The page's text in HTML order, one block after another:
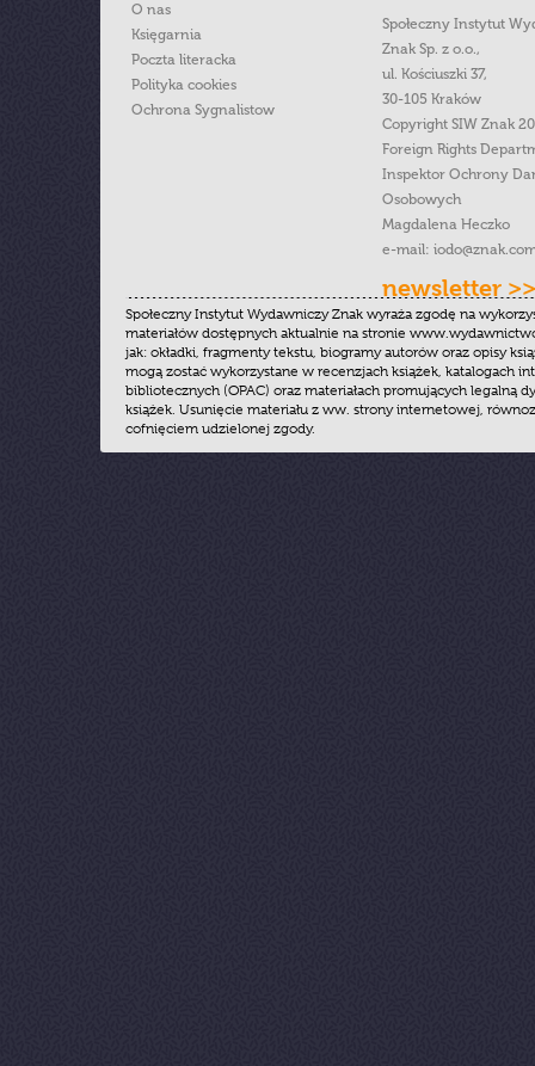
O nas
Księgarnia
Poczta literacka
Polityka cookies
Ochrona Sygnalistow
Społeczny Instytut
Znak Sp. z o.o.,
ul. Kościuszki 37,
30-105 Kraków
Copyright SIW Znak
Foreign Rights
Inspektor Ochrony
Osobowych
Magdalena Heczko
e-mail:
newsletter >>
Społeczny Instytut Wydawniczy Znak wyraża zgodę na
materiałów dostępnych aktualnie na stronie
jak: okładki, fragmenty tekstu, biogramy autorów oraz opisy
mogą zostać wykorzystane w recenzjach książek, katalogach
bibliotecznych (OPAC) oraz materiałach promujących legalną
książek. Usunięcie materiału z ww. strony internetowej,
cofnięciem udzielonej zgody.